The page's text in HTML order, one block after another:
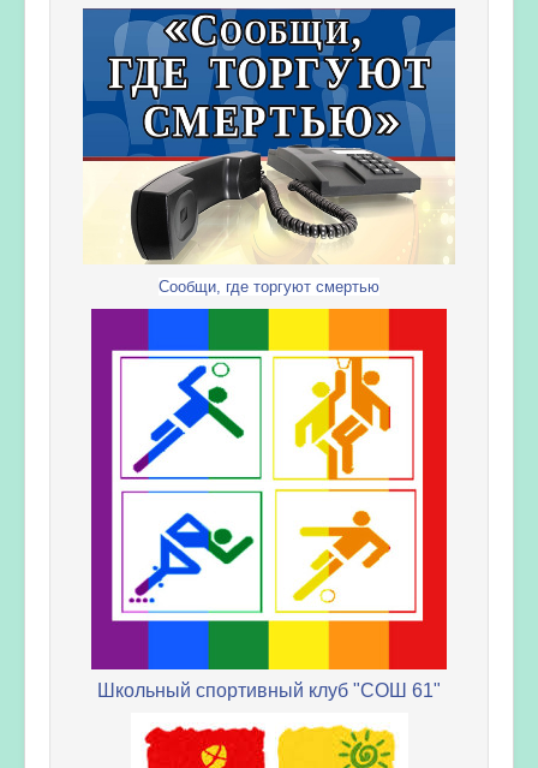
Сообщи, где торгуют смертью
Школьный спортивный клуб "СОШ 61"